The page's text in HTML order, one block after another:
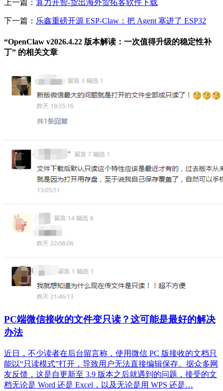
上一篇： 算力开智-货出海外贸拓客软件下载
下一篇： 乐鑫重磅开源 ESP-Claw：把 Agent 塞进了 ESP32
“OpenClaw v2026.4.22 版本解读：一次值得升级的稳定性补
丁” 的相关文章
PC端微信接收的文件变只读？这可能是最好的解决
办法
近日，不少读者在后台留言称，使用微信 PC 版接收的文档只
能以“只读模式”打开，导致用户无法直接编辑保存。据众多网
友反馈，这是自更新至 3.9 版本之后就遇到的问题，接受的文
档无论是 Word 还是 Excel，以及无论是用 WPS 还是…